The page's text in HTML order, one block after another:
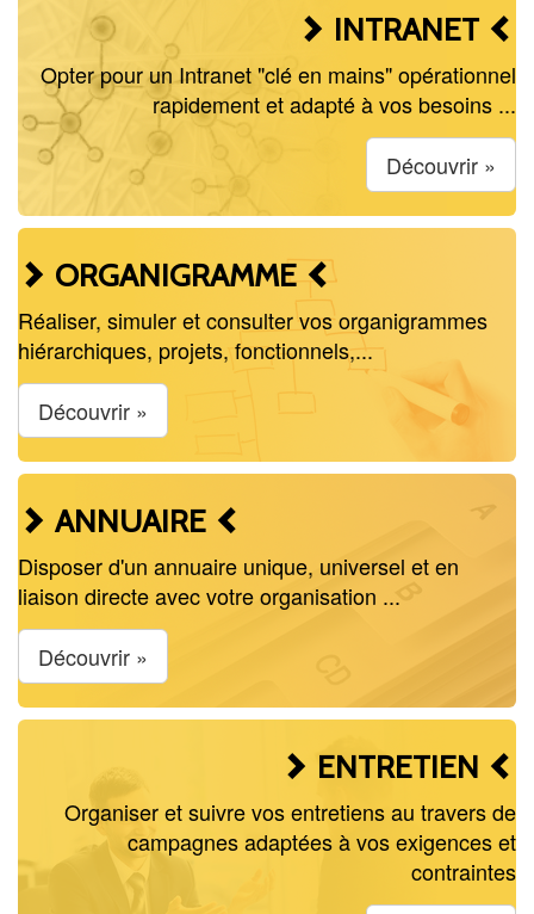
INTRANET
Opter pour un Intranet "clé en mains" opérationnel
rapidement et adapté à vos besoins ...
Découvrir »
ORGANIGRAMME
Réaliser, simuler et consulter vos organigrammes
hiérarchiques, projets, fonctionnels,...
Découvrir »
ANNUAIRE
Disposer d'un annuaire unique, universel et en
liaison directe avec votre organisation ...
Découvrir »
ENTRETIEN
Organiser et suivre vos entretiens au travers de
campagnes adaptées à vos exigences et
contraintes